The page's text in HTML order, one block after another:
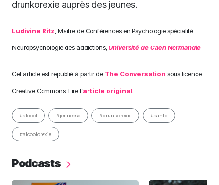
drunkorexie auprès des jeunes.
Ludivine Ritz , Maitre de Conférences en Psychologie spécialité
Neuropsychologie des addictions, Université de Caen Normandie
Cet article est republié à partir de The Conversation sous licence
Creative Commons. Lire l’article original.
#alcool #jeunesse #drunkorexie #santé
#alcoolorexie
Podcasts